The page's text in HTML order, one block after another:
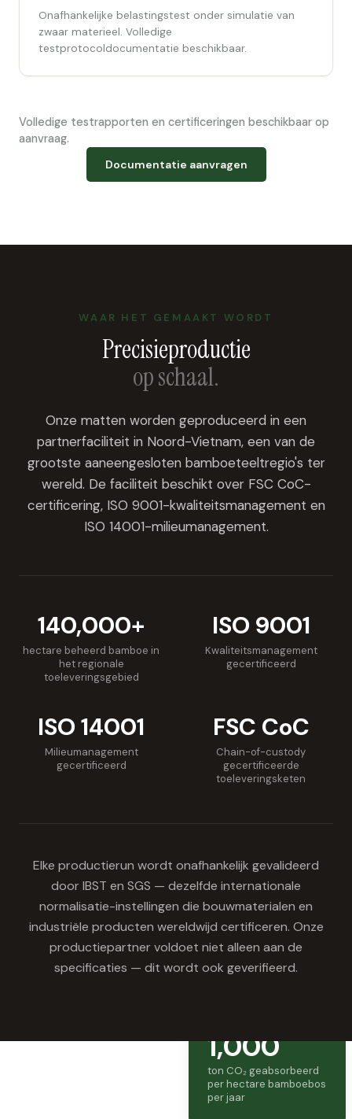
Onafhankelijke belastingstest onder simulatie van
zwaar materieel. Volledige
testprotocoldocumentatie beschikbaar.
Volledige testrapporten en certificeringen beschikbaar op
aanvraag.
Documentatie aanvragen
WAAR HET GEMAAKT WORDT
Precisieproductie
op schaal.
Onze matten worden geproduceerd in een
partnerfaciliteit in Noord-Vietnam, een van de
grootste aaneengesloten bamboeteeltregio's ter
wereld. De faciliteit beschikt over FSC CoC-
certificering, ISO 9001-kwaliteitsmanagement en
ISO 14001-milieumanagement.
140,000+
hectare beheerd bamboe in
het regionale
toeleveringsgebied
ISO 9001
Kwaliteitsmanagement
gecertificeerd
ISO 14001
Milieumanagement
gecertificeerd
FSC CoC
Chain-of-custody
gecertificeerde
toeleveringsketen
Elke productierun wordt onafhankelijk gevalideerd
door IBST en SGS — dezelfde internationale
normalisatie-instellingen die bouwmaterialen en
industriële producten wereldwijd certificeren. Onze
productiepartner voldoet niet alleen aan de
specificaties — dit wordt ook geverifieerd.
1,000
ton CO₂ geabsorbeerd
per hectare bamboebos
per jaar